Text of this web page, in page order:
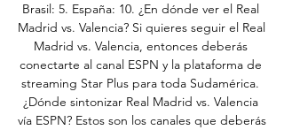
Brasil: 5. España: 10. ¿En dónde ver el Real
Madrid vs. Valencia? Si quieres seguir el Real
Madrid vs. Valencia, entonces deberás
conectarte al canal ESPN y la plataforma de
streaming Star Plus para toda Sudamérica.
¿Dónde sintonizar Real Madrid vs. Valencia
vía ESPN? Estos son los canales que deberás